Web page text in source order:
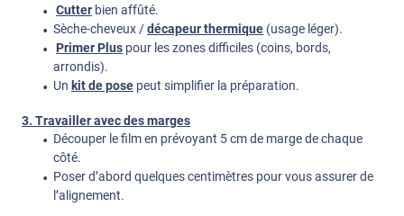
Cutterbien affûté.
Sèche-cheveux /décapeur thermique(usage léger).
Primer Pluspour les zones difficiles (coins, bords,
arrondis).
Un kit de posepeut simplifier la préparation.
3. Travailler avec des marges
Découper le film en prévoyant 5 cm de marge de chaque
côté.
Poser d’abord quelques centimètres pour vous assurer de
l’alignement.